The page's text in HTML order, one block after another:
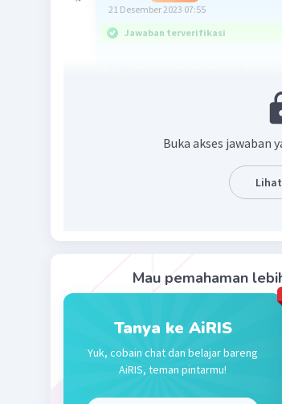
21 Desember 2023 07:55
Jawaban terverifikasi
2. Gunakan angka 0 di kanan
3. Tarik garis di tengah bawah
kembali di tengah bawah
(0 Balas
Buka akses jawaban
Mau pemahaman
Tanya ke AiRIS
Yuk, cobain chat dan belajar bareng
AiRIS, teman pintarmu!